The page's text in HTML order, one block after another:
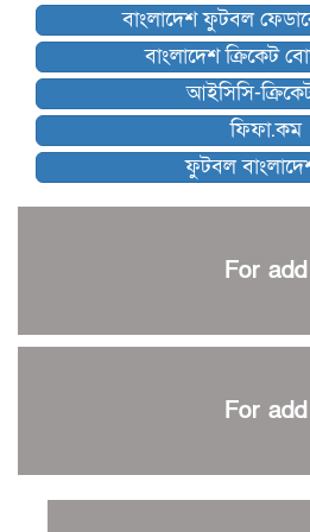
কিংস অ্যারেনায় ফাইনাল খেলবে না
কিউট-ডিআরইউ দাবায় মোরসালিন
ব্রাদার্সকে হারিয়ে ফাইনালে মোহামেডান
নেইমারকে নিয়েই বিশ্বকাপে ব্রাজিলের
আর্জেন্টিনার ৫৫ সদস্যের প্রাথমিক
পাকিস্তানের বিপক্ষে ঐতিহাসিক জয়ে
শান্ত-মুমিনুলদের ব্যাটে প্রথম দিন
প্রচার বিমুখ এক ক্রীড়া অন্তপ্রাণ সংগঠক
বাংলাদেশ ফুটবল
বাংলাদেশ ক্রিকেট
আইসিসি-
ফিফা.কম
ফুটবল
For add
For add